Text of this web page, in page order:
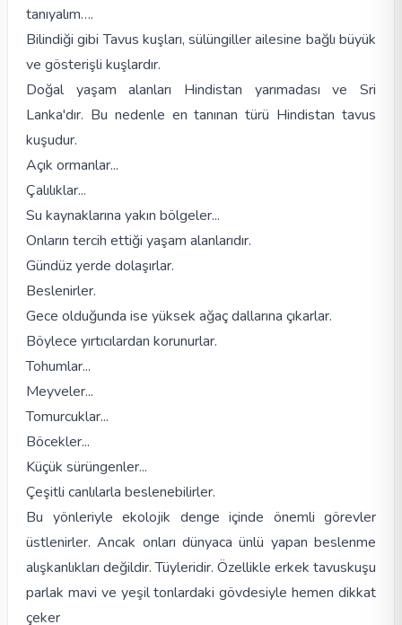
tanıyalım….
Bilindiği gibi Tavus kuşları, sülüngiller ailesine bağlı büyük
ve gösterişli kuşlardır.
Doğal yaşam alanları Hindistan yarımadası ve Sri
Lanka'dır. Bu nedenle en tanınan türü Hindistan tavus
kuşudur.
Açık ormanlar...
Çalılıklar...
Su kaynaklarına yakın bölgeler...
Onların tercih ettiği yaşam alanlarıdır.
Gündüz yerde dolaşırlar.
Beslenirler.
Gece olduğunda ise yüksek ağaç dallarına çıkarlar.
Böylece yırtıcılardan korunurlar.
Tohumlar...
Meyveler...
Tomurcuklar...
Böcekler...
Küçük sürüngenler...
Çeşitli canlılarla beslenebilirler.
Bu yönleriyle ekolojik denge içinde önemli görevler
üstlenirler. Ancak onları dünyaca ünlü yapan beslenme
alışkanlıkları değildir. Tüyleridir. Özellikle erkek tavuskuşu
parlak mavi ve yeşil tonlardaki gövdesiyle hemen dikkat
çeker